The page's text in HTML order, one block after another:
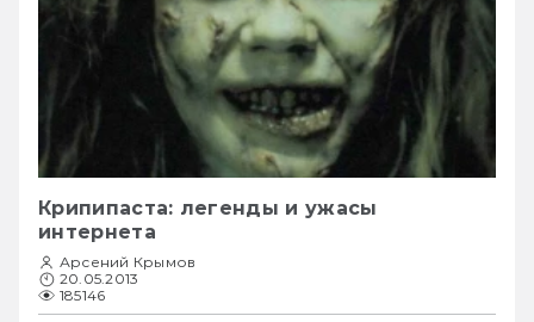
Крипипаста: легенды и ужасы
интернета
Арсений Крымов
20.05.2013
185146